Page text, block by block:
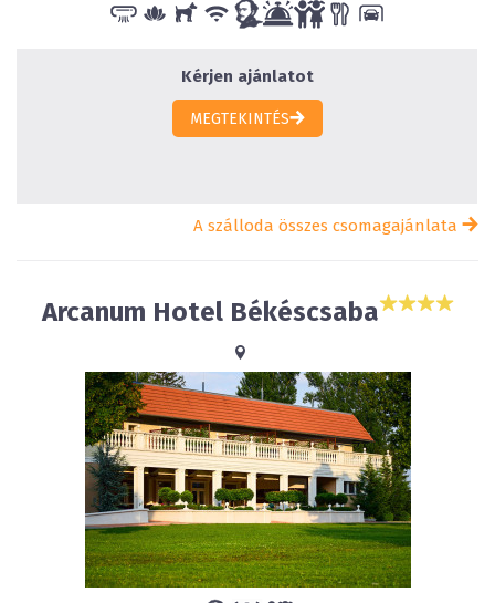
Kérjen ajánlatot
MEGTEKINTÉS
A szálloda összes csomagajánlata
Arcanum Hotel Békéscsaba